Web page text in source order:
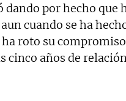
dando por hecho que
cuando se ha
ha roto su
cinco años de